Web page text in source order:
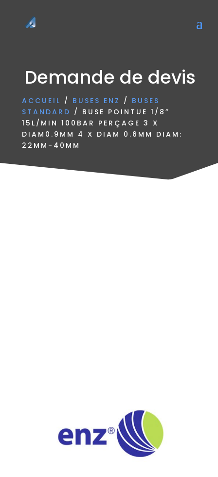
Demande de devis
ACCUEIL / BUSES ENZ / BUSES
STANDARD / BUSE POINTUE 1/8”
15L/MIN 100BAR PERÇAGE 3 X
DIAM0.9MM 4 X DIAM 0.6MM DIAM:
22MM-40MM